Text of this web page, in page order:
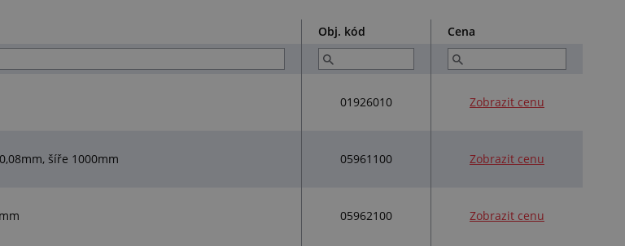
Obj. kód Cena
01926010 Zobrazit cenu
šíře 1000mm 05961100 Zobrazit cenu
05962100 Zobrazit cenu